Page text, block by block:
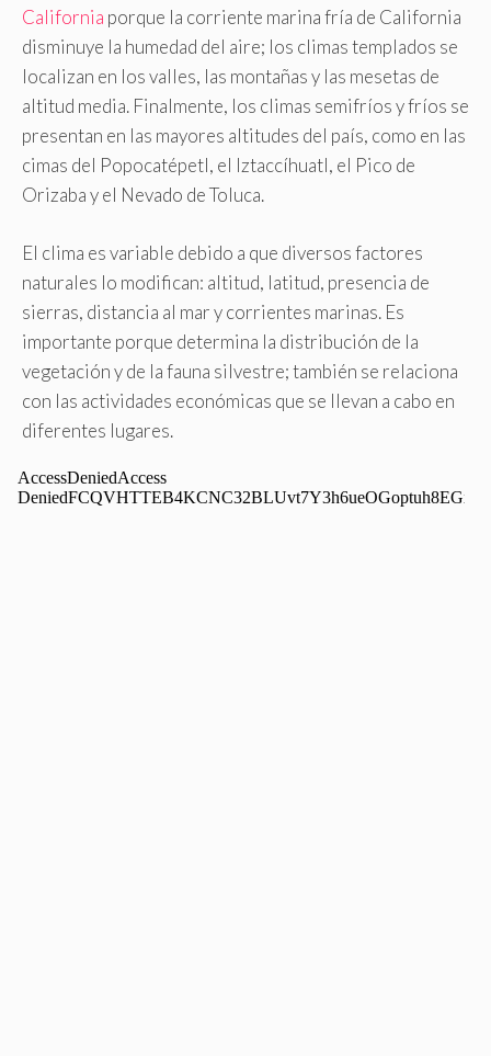
California porque la corriente marina fría de California
disminuye la humedad del aire; los climas tem­plados se
localizan en los valles, las montañas y las mesetas de
altitud media. Finalmente, los climas semifríos y fríos se
presentan en las mayores altitudes del país, como en las
cimas del Popocatépetl, el lztaccíhuatl, el Pico de
Orizaba y el Nevado de Toluca.
El clima es variable debido a que diversos factores
naturales lo modifican: altitud, latitud, presen­cia de
sierras, distancia al mar y corrientes marinas. Es
importante porque determina la distribución de la
vegetación y de la fauna silvestre; también se relaciona
con las actividades económicas que se llevan a cabo en
diferentes lugares.